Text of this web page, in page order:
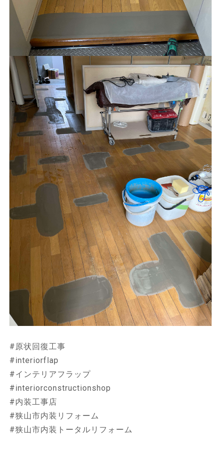
#原状回復工事
#interiorflap
#インテリアフラップ
#interiorconstructionshop
#内装工事店
#狭山市内装リフォーム
#狭山市内装トータルリフォーム